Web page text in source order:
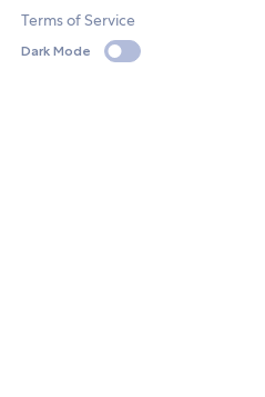
Terms of Service
Dark Mode